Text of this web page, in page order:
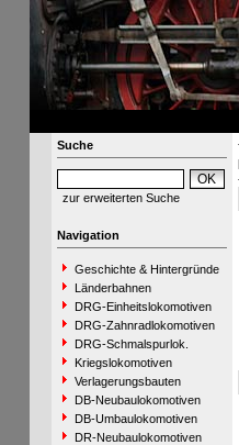
Suche
zur erweiterten Suche
Navigation
Geschichte & Hintergründe
Länderbahnen
DRG-Einheitslokomotiven
DRG-Zahnradlokomotiven
DRG-Schmalspurlok.
Kriegslokomotiven
Verlagerungsbauten
DB-Neubaulokomotiven
DB-Umbaulokomotiven
DR-Neubaulokomotiven